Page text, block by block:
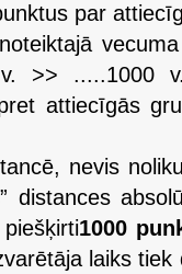
par
>> .....1000
attiecīgās
nevis
distances
1000
laiks